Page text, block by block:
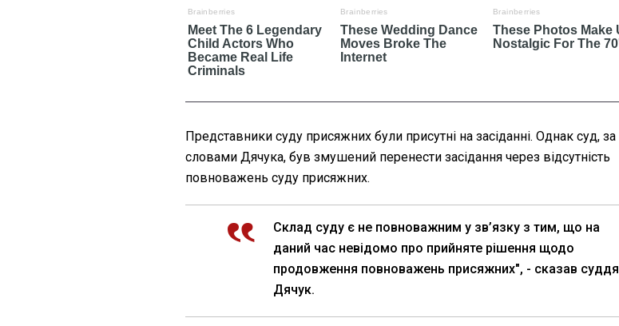
Представники суду присяжних були присутні на засіданні. Однак суд, за
словами Дячука, був змушений перенести засідання через відсутність
повноважень суду присяжних.
Склад суду є не повноважним у зв’язку з тим, що на
даний час невідомо про прийняте рішення щодо
продовження повноважень присяжних", - сказав суддя
Дячук.